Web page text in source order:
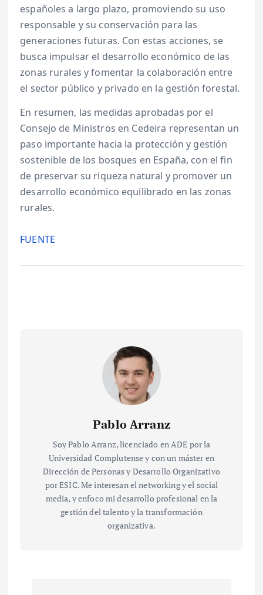
españoles a largo plazo, promoviendo su uso
responsable y su conservación para las
generaciones futuras. Con estas acciones, se
busca impulsar el desarrollo económico de las
zonas rurales y fomentar la colaboración entre
el sector público y privado en la gestión forestal.
En resumen, las medidas aprobadas por el
Consejo de Ministros en Cedeira representan un
paso importante hacia la protección y gestión
sostenible de los bosques en España, con el fin
de preservar su riqueza natural y promover un
desarrollo económico equilibrado en las zonas
rurales.
FUENTE
Pablo Arranz
Soy Pablo Arranz, licenciado en ADE por la
Universidad Complutense y con un máster en
Dirección de Personas y Desarrollo Organizativo
por ESIC. Me interesan el networking y el social
media, y enfoco mi desarrollo profesional en la
gestión del talento y la transformación
organizativa.